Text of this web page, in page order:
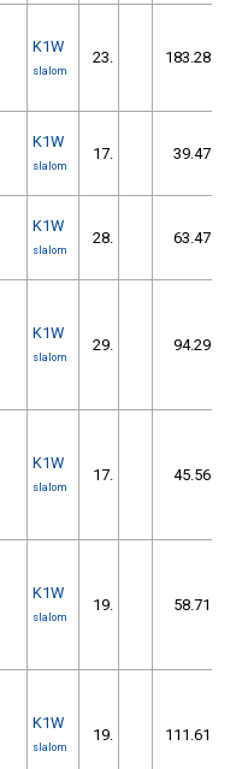
K1W
slalom
23. 183.28
K1W
slalom
17. 39.47
K1W
slalom
28. 63.47
K1W
slalom
29. 94.29
K1W
slalom
17. 45.56
K1W
slalom
19. 58.71
K1W
slalom
19. 111.61